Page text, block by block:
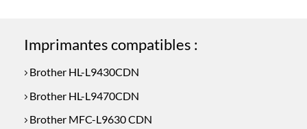
Imprimantes compatibles :
Brother HL-L9430CDN
Brother HL-L9470CDN
Brother MFC-L9630 CDN